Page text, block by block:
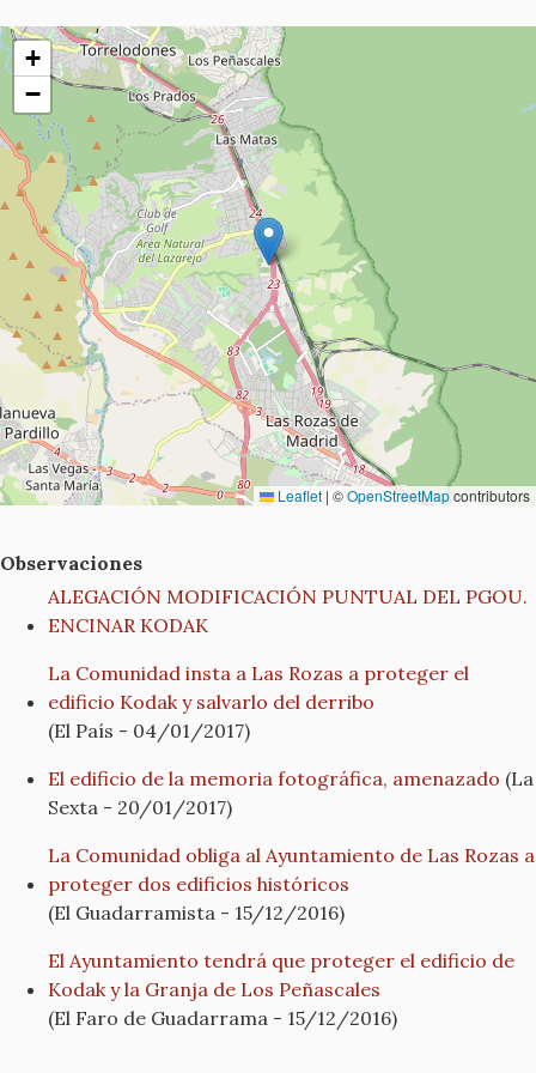
+
−
Leaflet | ©OpenStreetMapcontributors
Observaciones
ALEGACIÓN MODIFICACIÓN PUNTUAL DEL PGOU.
ENCINAR KODAK
La Comunidad insta a Las Rozas a proteger el
edificio Kodak y salvarlo del derribo
(El País - 04/01/2017)
El edificio de la memoria fotográfica, amenazado (La
Sexta - 20/01/2017)
La Comunidad obliga al Ayuntamiento de Las Rozas a
proteger dos edificios históricos
(El Guadarramista - 15/12/2016)
El Ayuntamiento tendrá que proteger el edificio de
Kodak y la Granja de Los Peñascales
(El Faro de Guadarrama - 15/12/2016)